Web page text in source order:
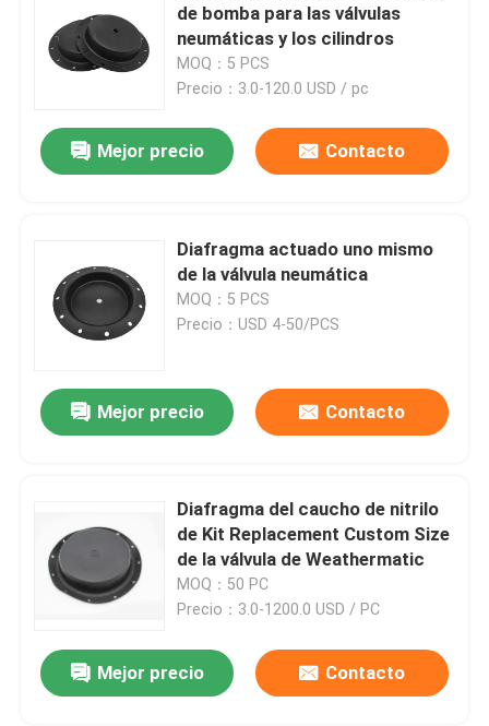
de bomba para las válvulas
neumáticas y los cilindros
MOQ：5 PCS
Precio：3.0-120.0 USD / pc
Mejor precio Contacto
Diafragma actuado uno mismo
de la válvula neumática
MOQ：5 PCS
Precio：USD 4-50/PCS
Mejor precio Contacto
Diafragma del caucho de nitrilo
de Kit Replacement Custom Size
de la válvula de Weathermatic
MOQ：50 PC
Precio：3.0-1200.0 USD / PC
Mejor precio Contacto